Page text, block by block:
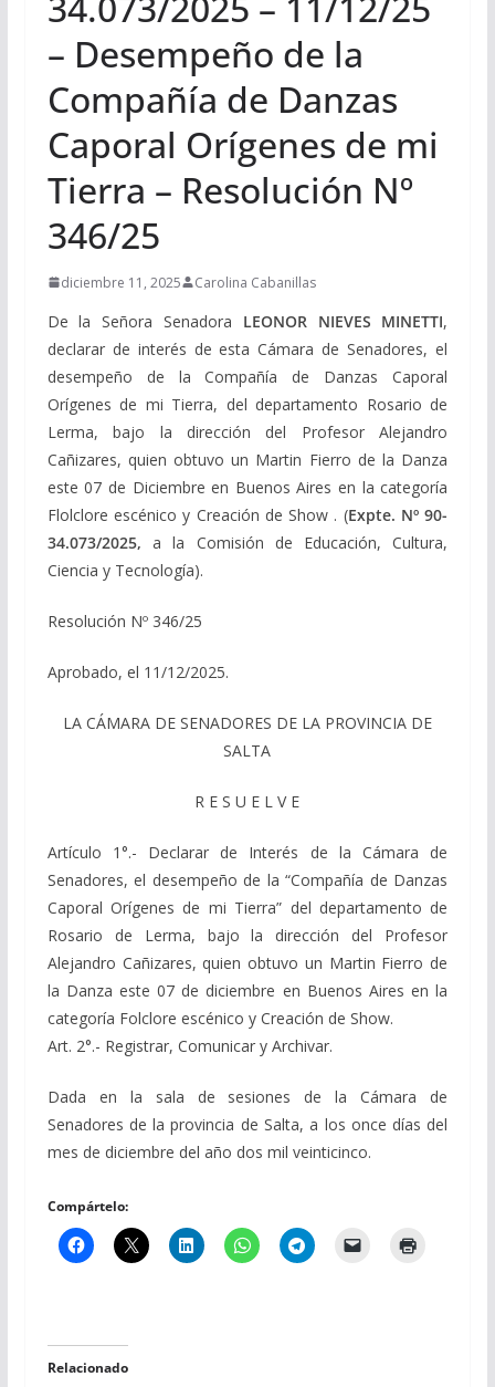
– Desempeño de la
Compañía de Danzas
Caporal Orígenes de mi
Tierra – Resolución Nº
346/25
diciembre 11, 2025 Carolina Cabanillas
De la Señora Senadora LEONOR NIEVES MINETTI,
declarar de interés de esta Cámara de Senadores, el
desempeño de la Compañía de Danzas Caporal
Orígenes de mi Tierra, del departamento Rosario de
Lerma, bajo la dirección del Profesor Alejandro
Cañizares, quien obtuvo un Martin Fierro de la Danza
este 07 de Diciembre en Buenos Aires en la categoría
Flolclore escénico y Creación de Show . (Expte. Nº 90-
34.073/2025, a la Comisión de Educación, Cultura,
Ciencia y Tecnología).
Resolución Nº 346/25
Aprobado, el 11/12/2025.
LA CÁMARA DE SENADORES DE LA PROVINCIA DE
SALTA
R E S U E L V E
Artículo 1°.- Declarar de Interés de la Cámara de
Senadores, el desempeño de la “Compañía de Danzas
Caporal Orígenes de mi Tierra” del departamento de
Rosario de Lerma, bajo la dirección del Profesor
Alejandro Cañizares, quien obtuvo un Martin Fierro de
la Danza este 07 de diciembre en Buenos Aires en la
categoría Folclore escénico y Creación de Show.
Art. 2°.- Registrar, Comunicar y Archivar.
Dada en la sala de sesiones de la Cámara de
Senadores de la provincia de Salta, a los once días del
mes de diciembre del año dos mil veinticinco.
Compártelo:
Relacionado